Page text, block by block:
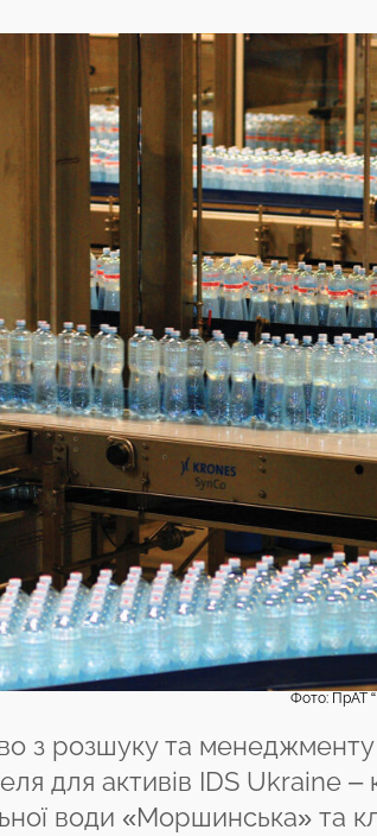
Фото: ПрАТ
з розшуку та менеджменту
для активів IDS Ukraine –
води «Моршинська» та